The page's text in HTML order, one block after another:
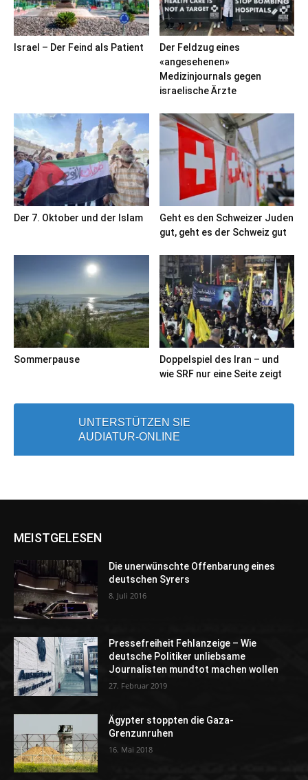
Israel – Der Feind als Patient
Der Feldzug eines
«angesehenen»
Medizinjournals gegen
israelische Ärzte
Der 7. Oktober und der Islam
Geht es den Schweizer Juden
gut, geht es der Schweiz gut
Sommerpause
Doppelspiel des Iran – und
wie SRF nur eine Seite zeigt
UNTERSTÜTZEN SIE
AUDIATUR-ONLINE
MEISTGELESEN
Die unerwünschte Offenbarung eines
deutschen Syrers
8. Juli 2016
Pressefreiheit Fehlanzeige – Wie
deutsche Politiker unliebsame
Journalisten mundtot machen wollen
27. Februar 2019
Ägypter stoppten die Gaza-
Grenzunruhen
16. Mai 2018